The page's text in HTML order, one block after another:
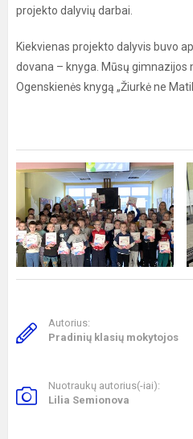
projekto dalyvių darbai.
Kiekvienas projekto dalyvis buvo
dovana – knyga. Mūsų gimnazijos
Ogenskienės knygą „Žiurkė ne
Autorius:
Pradinių klasių mokytojos
Nuotraukų autorius(-iai):
Lilia Semionova